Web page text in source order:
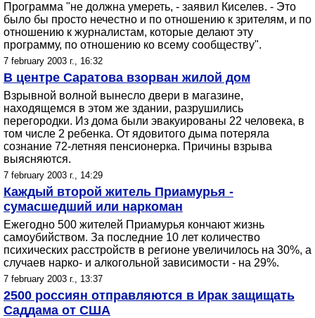
Программа "не должна умереть, - заявил Киселев. - Это
было бы просто нечестно и по отношению к зрителям, и по
отношению к журналистам, которые делают эту
программу, по отношению ко всему сообществу".
7 february 2003 г., 16:32
В центре Саратова взорван жилой дом
Взрывной волной вынесло двери в магазине,
находящемся в этом же здании, разрушились
перегородки. Из дома были эвакуированы 22 человека, в
том числе 2 ребенка. От ядовитого дыма потеряла
сознание 72-летняя пенсионерка. Причины взрыва
выясняются.
7 february 2003 г., 14:29
Каждый второй житель Приамурья -
сумасшедший или наркоман
Ежегодно 500 жителей Приамурья кончают жизнь
самоубийством. За последние 10 лет количество
психических расстройств в регионе увеличилось на 30%, а
случаев нарко- и алкогольной зависимости - на 29%.
7 february 2003 г., 13:37
2500 россиян отправляются в Ирак защищать
Саддама от США